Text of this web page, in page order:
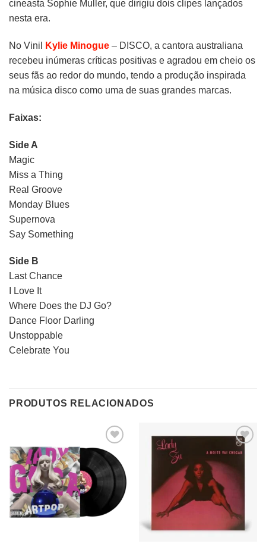
cineasta Sophie Muller, que dirigiu dois clipes lançados
nesta era.
No Vinil Kylie Minogue – DISCO, a cantora australiana
recebeu inúmeras críticas positivas e agradou em cheio os
seus fãs ao redor do mundo, tendo a produção inspirada
na música disco como uma de suas grandes marcas.
Faixas:
Side A
Magic
Miss a Thing
Real Groove
Monday Blues
Supernova
Say Something
Side B
Last Chance
I Love It
Where Does the DJ Go?
Dance Floor Darling
Unstoppable
Celebrate You
PRODUTOS RELACIONADOS
Adicionar
a lista de
desejos
Adicionar
desejos